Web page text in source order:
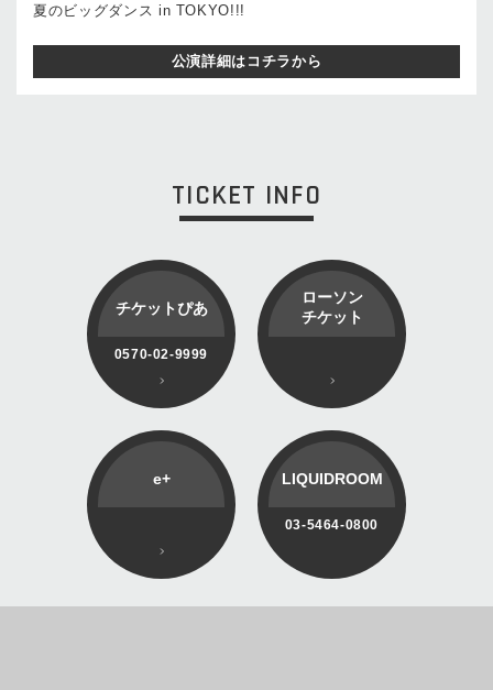
夏のビッグダンス in TOKYO!!!
公演詳細はコチラから
TICKET INFO
チケットぴあ
0570-02-9999
ローソン
チケット
e+ LIQUIDROOM
03-5464-0800